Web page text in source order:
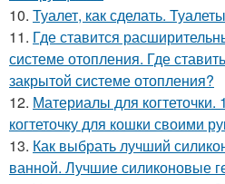
10. Туалет, как сделать.
11. Где ставится
системе отопления. Где
закрытой системе отопления?
12. Материалы для когтеточки.
когтеточку для кошки своими
13. Как выбрать лучший
ванной. Лучшие силиконовые